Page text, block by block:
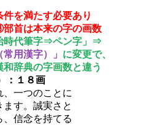
を満たす必要あり
首は本来の字の画数
時代筆字⇒ペン字」⇒
用漢字）」 に変更で、
辞典の字画数と違う
：１８画
、一つのことに
す。誠実さと
信念を持てる